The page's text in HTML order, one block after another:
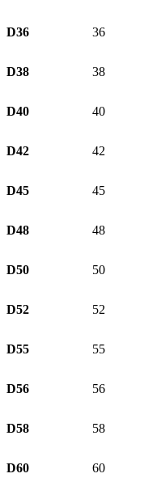
D36 36
D38 38
D40 40
D42 42
D45 45
D48 48
D50 50
D52 52
D55 55
D56 56
D58 58
D60 60